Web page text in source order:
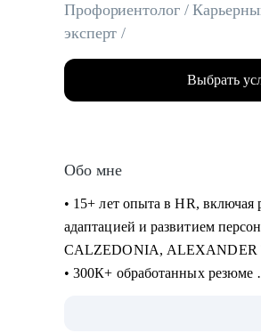
Профориентолог /
эксперт /
Выбрать
Обо мне
• 15+ лет опыта в HR, включая
адаптацией и развитием
CALZEDONIA, ALEXANDER
• 300К+ обработанных резюме
Закупки, Склад, E-Commerce,